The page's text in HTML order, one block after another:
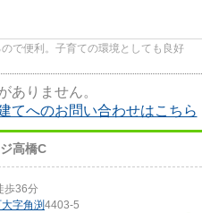
で便利。子育ての環境としても良好
ありません。
てへのお問い合わせはこちら
高橋C
歩36分
大字角渕4403-5